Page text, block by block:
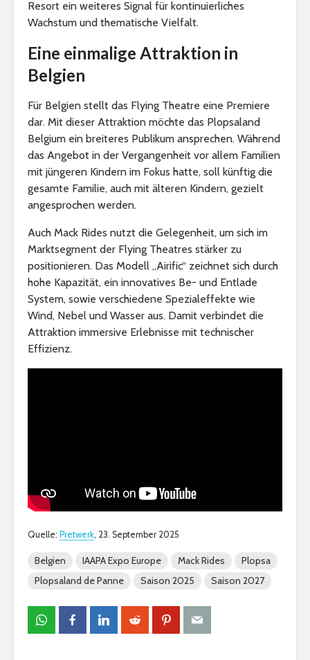
Resort ein weiteres Signal für kontinuierliches
Wachstum und thematische Vielfalt.
Eine einmalige Attraktion in
Belgien
Für Belgien stellt das Flying Theatre eine Premiere
dar. Mit dieser Attraktion möchte das Plopsaland
Belgium ein breiteres Publikum ansprechen. Während
das Angebot in der Vergangenheit vor allem Familien
mit jüngeren Kindern im Fokus hatte, soll künftig die
gesamte Familie, auch mit älteren Kindern, gezielt
angesprochen werden.
Auch Mack Rides nutzt die Gelegenheit, um sich im
Marktsegment der Flying Theatres stärker zu
positionieren. Das Modell „Airific“ zeichnet sich durch
hohe Kapazität, ein innovatives Be- und Entlade
System, sowie verschiedene Spezialeffekte wie
Wind, Nebel und Wasser aus. Damit verbindet die
Attraktion immersive Erlebnisse mit technischer
Effizienz.
Quelle: Pretwerk, 23. September 2025
Belgien IAAPA Expo Europe Mack Rides
Plopsa
Plopsaland de Panne
Saison 2025 Saison 2027